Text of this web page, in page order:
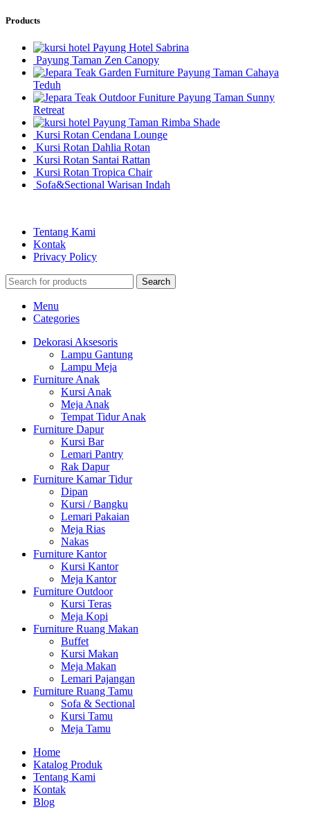
Products
Payung Hotel Sabrina
Payung Taman Zen Canopy
Payung Taman Cahaya
Teduh
Payung Taman Sunny
Retreat
Payung Taman Rimba Shade
Kursi Rotan Cendana Lounge
Kursi Rotan Dahlia Rotan
Kursi Rotan Santai Rattan
Kursi Rotan Tropica Chair
Sofa&Sectional Warisan Indah
Tentang Kami
Kontak
Privacy Policy
Search
Menu
Categories
Dekorasi Aksesoris
Lampu Gantung
Lampu Meja
Furniture Anak
Kursi Anak
Meja Anak
Tempat Tidur Anak
Furniture Dapur
Kursi Bar
Lemari Pantry
Rak Dapur
Furniture Kamar Tidur
Dipan
Kursi / Bangku
Lemari Pakaian
Meja Rias
Nakas
Furniture Kantor
Kursi Kantor
Meja Kantor
Furniture Outdoor
Kursi Teras
Meja Kopi
Furniture Ruang Makan
Buffet
Kursi Makan
Meja Makan
Lemari Pajangan
Furniture Ruang Tamu
Sofa & Sectional
Kursi Tamu
Meja Tamu
Home
Katalog Produk
Tentang Kami
Kontak
Blog